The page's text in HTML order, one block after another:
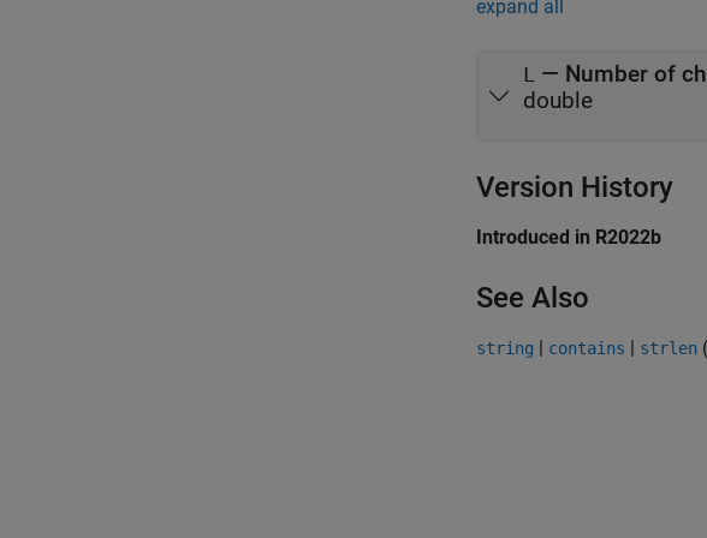
expand all
L — Number of
double
Version History
Introduced in R2022b
See Also
string | contains | strlen